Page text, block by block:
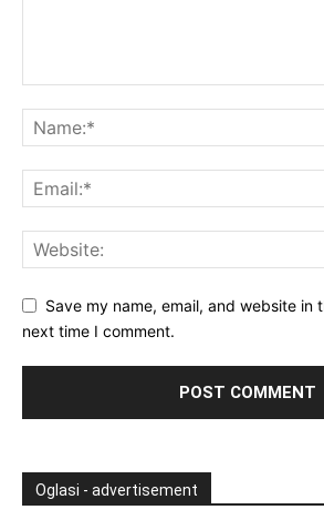
Save my name, email, and website in
next time I comment.
Oglasi - advertisement